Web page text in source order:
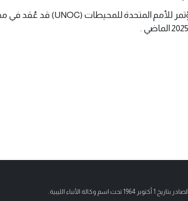
1 أكتوبر 1964 تحت اسم وكالة الأنباء الليبية .